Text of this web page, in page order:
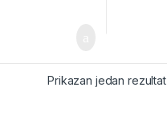
Prikazan jedan rezultat